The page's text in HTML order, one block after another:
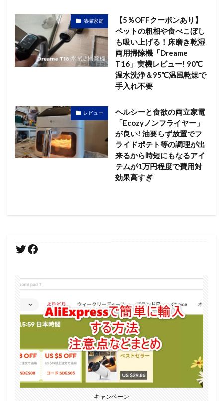
清掃家電
【5％OFFクーポンあり】
ペットの粗相や食べこぼし
も吸い上げる！床磨き乾湿
両用掃除機「Dreame
T16」実機レビュー! 90℃
温水洗浄＆95℃温風乾燥で
手入れ不要
レビュー
ヘルシーと食欲の両立家電
「Ecozyノンフライヤー」
が良い! 油要らず放置でフ
ライドポテト等の調理が出
来るから時短にもなるアイ
テムが1万円程度で費用対
効果高すぎ
キャンペーン